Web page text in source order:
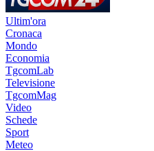
Ultim'ora
Cronaca
Mondo
Economia
TgcomLab
Televisione
TgcomMag
Video
Schede
Sport
Meteo